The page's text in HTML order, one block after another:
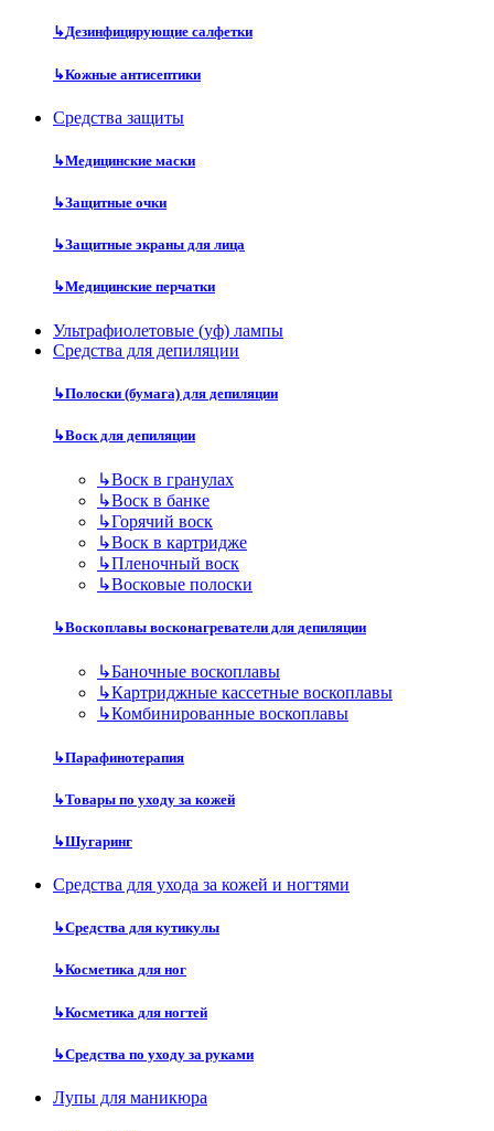
↳Дезинфицирующие салфетки
↳Кожные антисептики
Средства защиты
↳Медицинские маски
↳Защитные очки
↳Защитные экраны для лица
↳Медицинские перчатки
Ультрафиолетовые (уф) лампы
Средства для депиляции
↳Полоски (бумага) для депиляции
↳Воск для депиляции
↳Воск в гранулах
↳Воск в банке
↳Горячий воск
↳Воск в картридже
↳Пленочный воск
↳Восковые полоски
↳Воскоплавы восконагреватели для депиляции
↳Баночные воскоплавы
↳Картриджные кассетные воскоплавы
↳Комбинированные воскоплавы
↳Парафинотерапия
↳Товары по уходу за кожей
↳Шугаринг
Средства для ухода за кожей и ногтями
↳Средства для кутикулы
↳Косметика для ног
↳Косметика для ногтей
↳Средства по уходу за руками
Лупы для маникюра